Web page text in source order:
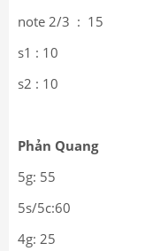
note 2/3 : 15
s1 : 10
s2 : 10
Phản Quang
5g: 55
5s/5c:60
4g: 25